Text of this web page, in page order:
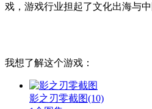
戏，游戏行业担起了文化出海与
我想了解这个游戏：
影之刃零截图(10)